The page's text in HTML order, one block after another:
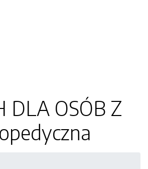
DLA OSÓB Z